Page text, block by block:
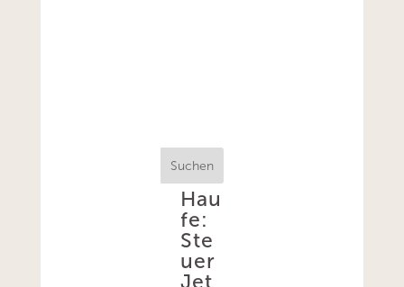
Suchen
Hau
fe:
Ste
uer
Jet